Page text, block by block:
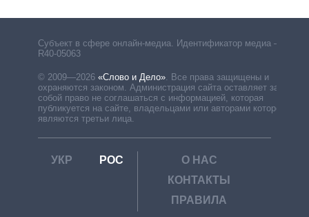
Субъект в сфере онлайн-медиа. Идентификатор медиа –
R40-05063
© 2009—2026 «Слово и Дело». Все права защищены и
охраняются законом. Администрация сайта оставляет за
собой право не соглашаться с информацией, которая
публикуется на сайте, владельцами или авторами которой
являются третьи лица.
УКР РОС
О НАС
КОНТАКТЫ
ПРАВИЛА